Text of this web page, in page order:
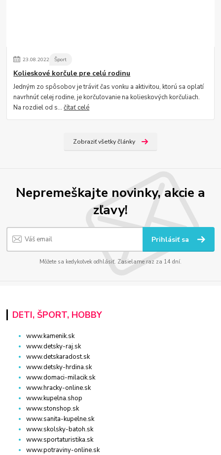
23.08.2022 Šport
Kolieskové korčule pre celú rodinu
Jedným zo spôsobov je tráviť čas vonku a aktivitou, ktorú sa oplatí
navrhnúť celej rodine, je korčuľovanie na kolieskových korčuliach.
Na rozdiel od s...čítať celé
Zobraziť všetky články
Nepremeškajte novinky, akcie a
zľavy!
Prihlásiť sa
Môžete sa kedykoľvek odhlásiť. Zasielame raz za 14 dní.
DETI, ŠPORT, HOBBY
www.kamenik.sk
www.detsky-raj.sk
www.detskaradost.sk
www.detsky-hrdina.sk
www.domaci-milacik.sk
www.hracky-online.sk
www.kupelna.shop
www.stonshop.sk
www.sanita-kupelne.sk
www.skolsky-batoh.sk
www.sportaturistika.sk
www.potraviny-online.sk